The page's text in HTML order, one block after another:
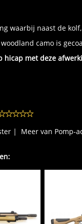
waarbij naast de
camo is
hicap met deze
| Meer van Pomp-